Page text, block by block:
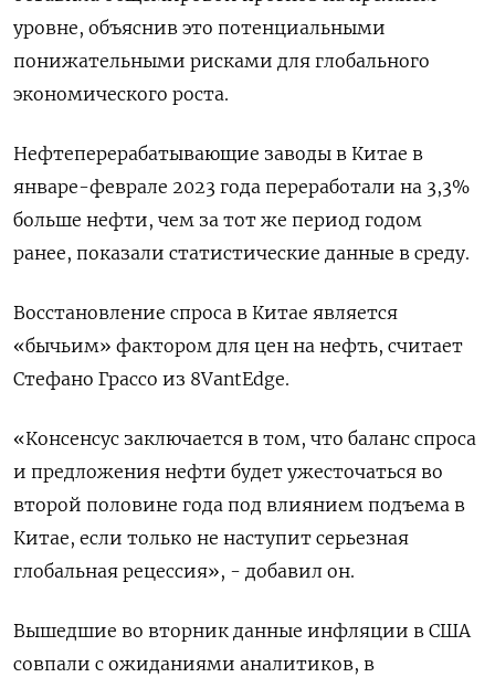
уровне, объяснив это потенциальными
понижательными рисками для глобального
экономического роста.
Нефтеперерабатывающие заводы в Китае в
январе-феврале 2023 года переработали на 3,3%
больше нефти, чем за тот же период годом
ранее, показали статистические данные в среду.
Восстановление спроса в Китае является
«бычьим» фактором для цен на нефть, считает
Стефано Грассо из 8VantEdge.
«Консенсус заключается в том, что баланс спроса
и предложения нефти будет ужесточаться во
второй половине года под влиянием подъема в
Китае, если только не наступит серьезная
глобальная рецессия», - добавил он.
Вышедшие во вторник данные инфляции в США
совпали с ожиданиями аналитиков, в